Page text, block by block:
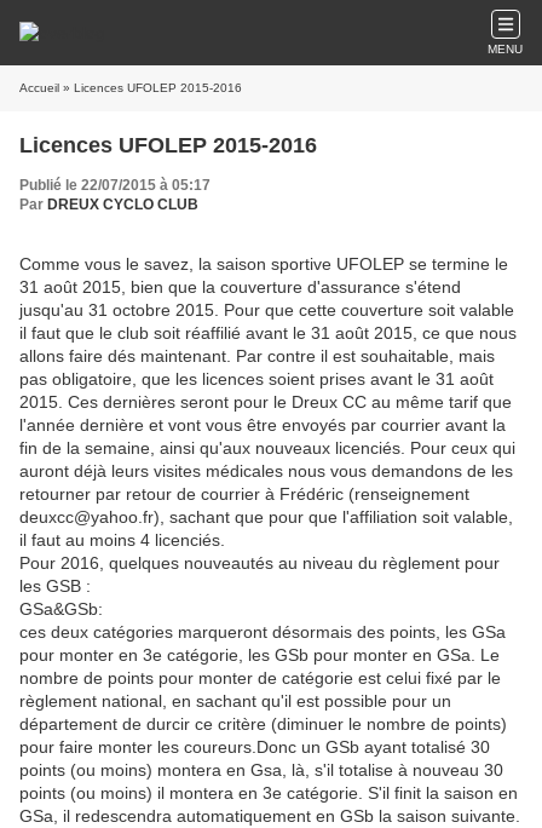
MENU
Accueil » Licences UFOLEP 2015-2016
Licences UFOLEP 2015-2016
Publié le 22/07/2015 à 05:17
Par DREUX CYCLO CLUB
Comme vous le savez, la saison sportive UFOLEP se termine le
31 août 2015, bien que la couverture d'assurance s'étend
jusqu'au 31 octobre 2015. Pour que cette couverture soit valable
il faut que le club soit réaffilié avant le 31 août 2015, ce que nous
allons faire dés maintenant. Par contre il est souhaitable, mais
pas obligatoire, que les licences soient prises avant le 31 août
2015. Ces dernières seront pour le Dreux CC au même tarif que
l'année dernière et vont vous être envoyés par courrier avant la
fin de la semaine, ainsi qu'aux nouveaux licenciés. Pour ceux qui
auront déjà leurs visites médicales nous vous demandons de les
retourner par retour de courrier à Frédéric (renseignement
deuxcc@yahoo.fr), sachant que pour que l'affiliation soit valable,
il faut au moins 4 licenciés.
Pour 2016, quelques nouveautés au niveau du règlement pour
les GSB :
GSa&GSb:
ces deux catégories marqueront désormais des points, les GSa
pour monter en 3e catégorie, les GSb pour monter en GSa. Le
nombre de points pour monter de catégorie est celui fixé par le
règlement national, en sachant qu'il est possible pour un
département de durcir ce critère (diminuer le nombre de points)
pour faire monter les coureurs.Donc un GSb ayant totalisé 30
points (ou moins) montera en Gsa, là, s'il totalise à nouveau 30
points (ou moins) il montera en 3e catégorie. S'il finit la saison en
GSa, il redescendra automatiquement en GSb la saison suivante.